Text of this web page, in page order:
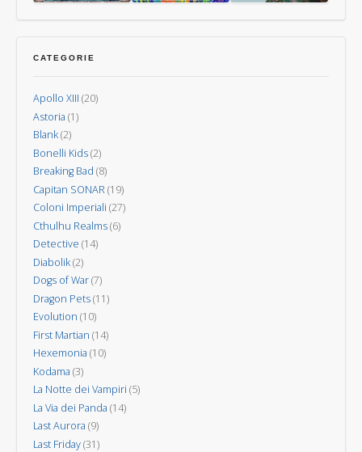
CATEGORIE
Apollo XIII (20)
Astoria (1)
Blank(2)
Bonelli Kids(2)
Breaking Bad (8)
Capitan SONAR(19)
Coloni Imperiali (27)
Cthulhu Realms(6)
Detective (14)
Diabolik(2)
Dogs of War(7)
Dragon Pets(11)
Evolution (10)
First Martian (14)
Hexemonia (10)
Kodama (3)
La Notte dei Vampiri (5)
La Via dei Panda (14)
Last Aurora (9)
Last Friday(31)